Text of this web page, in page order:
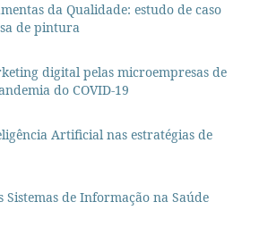
da Qualidade: estudo de caso
de pintura
digital pelas microempresas de
do COVID-19
Artificial nas estratégias de
Sistemas de Informação na Saúde